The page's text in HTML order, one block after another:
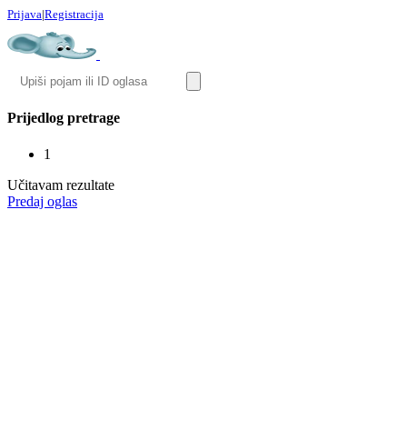
Prijava|Registracija
Prijedlog pretrage
1
Učitavam rezultate
Predaj oglas